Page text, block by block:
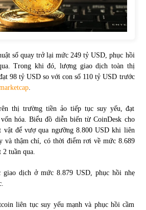
vào ngân hàng tiếp tục tăng mạnh
05/2022
Ratings cập nhật xếp hạng tín nhiệm của
và Eximbank
05/2022
05/2022
giá tiền điện tử sau ngày thị trường lập kỷ lục
10/2021
số quay trở lại mức 249 tỷ USD, phục hồi
Trong khi đó, lượng giao dịch toàn thị
98 tỷ USD so với con số 110 tỷ USD trước
.
thị trường tiền ảo tiếp tục suy yếu, đạt
hóa. Biểu đồ diễn biến từ CoinDesk cho
vật để vượ qua ngưỡng 8.800 USD khi liên
và thậm chí, có thời điểm rơi về mức 8.689
tuần qua.
giao dịch ở mức 8.879 USD, phục hồi nhẹ
liên tục suy yếu mạnh và phục hồi cầm